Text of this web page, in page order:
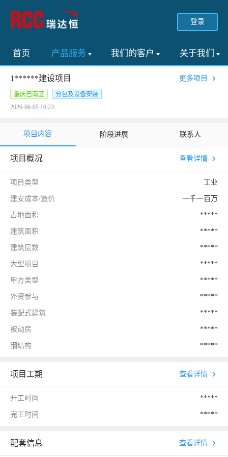
登录
首页 产品服务 我们的客户 关于我们
1******建设项目 更多项目
重庆巴南区
分包及设备安装
2026-06-05 16:23
项目内容 阶段进展 联系人
项目概况 查看详情
项目类型 工业
建安成本/造价 一千一百万
占地面积 *****
建筑面积 *****
建筑层数 *****
大型项目 *****
甲方类型 *****
外资参与 *****
装配式建筑 *****
被动房 *****
钢结构 *****
项目工期 查看详情
开工时间 *****
完工时间 *****
配套信息 查看详情